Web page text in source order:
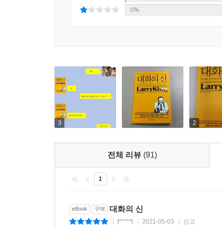
우리가 남들과 대화하는 방법을 제대로 배워야 하
0%
3 2
전체 리뷰 (91)
1
eBook 구매 대화의 신
t*****t 2021-05-03 신고